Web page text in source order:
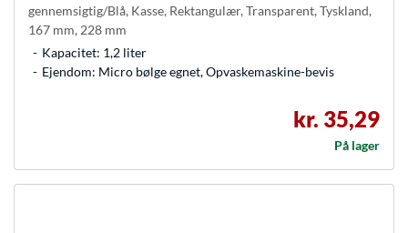
gennemsigtig/Blå, Kasse, Rektangulær, Transparent, Tyskland,
167 mm, 228 mm
Kapacitet: 1,2 liter
Ejendom: Micro bølge egnet, Opvaskemaskine-bevis
kr. 35,29
På lager